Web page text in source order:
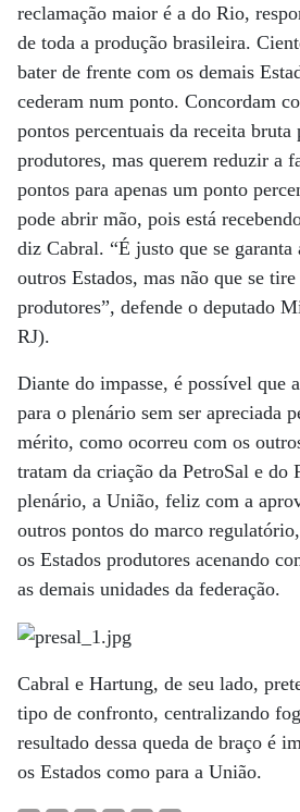
reclamação maior é a do Rio,
de toda a produção brasileira.
bater de frente com os demais
cederam num ponto. Concordam
pontos percentuais da receita bruta
produtores, mas querem reduzir a
pontos para apenas um ponto
pode abrir mão, pois está
diz Cabral. “É justo que se garanta
outros Estados, mas não que se
produtores”, defende o deputado
RJ).
Diante do impasse, é possível que
para o plenário sem ser apreciada
mérito, como ocorreu com os
tratam da criação da PetroSal e do
plenário, a União, feliz com a
outros pontos do marco
os Estados produtores acenando
as demais unidades da federação.
Cabral e Hartung, de seu lado,
tipo de confronto, centralizando
resultado dessa queda de braço é
os Estados como para a União.